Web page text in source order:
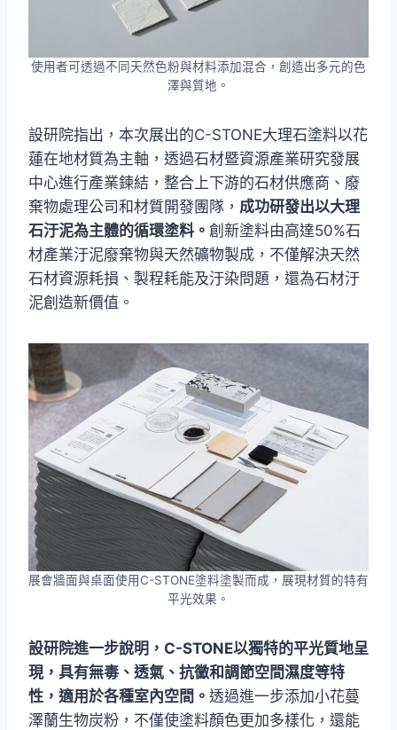
使用者可透過不同天然色粉與材料添加混合，創造出多元的色
澤與質地。
設研院指出，本次展出的C-STONE大理石塗料以花
蓮在地材質為主軸，透過石材暨資源產業研究發展
中心進行產業鍊結，整合上下游的石材供應商、廢
棄物處理公司和材質開發團隊， 成功研發出以大理
石汙泥為主體的循環塗料。 創新塗料由高達50%石
材產業汙泥廢棄物與天然礦物製成，不僅解決天然
石材資源耗損、製程耗能及汙染問題，還為石材汙
泥創造新價值。
展會牆面與桌面使用C-STONE塗料塗製而成，展現材質的特有
平光效果。
設研院進一步說明，C-STONE以獨特的平光質地呈
現，具有無毒、透氣、抗黴和調節空間濕度等特
性，適用於各種室內空間。 透過進一步添加小花蔓
澤蘭生物炭粉，不僅使塗料顏色更加多樣化，還能